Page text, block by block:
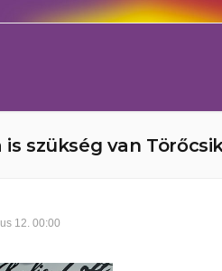
szükség van
12. 00:00